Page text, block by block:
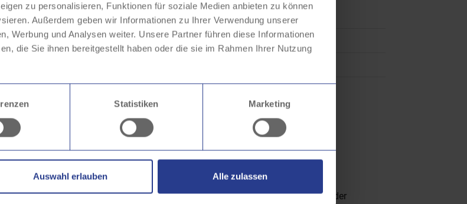
zu personalisieren, Funktionen für soziale Medien anbieten zu können
Außerdem geben wir Informationen zu Ihrer Verwendung unserer
Werbung und Analysen weiter. Unsere Partner führen diese Informationen
die Sie ihnen bereitgestellt haben oder die sie im Rahmen Ihrer Nutzung
Statistiken Marketing
Auswahl erlauben Alle zulassen
Linie 542 14.000 Fahrgästen pro Tag
Linie 516 6.700 Fahrgästen pro Tag
Zahlen
ist das DeutschlandTicket. Seit dessen Einführung im April 2023 ist die Zahl der